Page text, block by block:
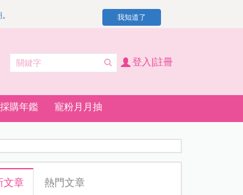
。 我知道了
登入|註冊
採購年鑑 寵粉月月抽
文章 熱門文章